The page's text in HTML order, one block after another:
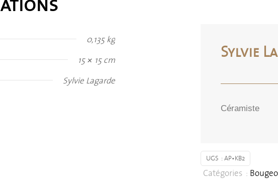
0,135 kg
15 × 15 cm
Sylvie Lagarde
Sylvie
Céramiste
UGS :AP•KB2
Catégories :